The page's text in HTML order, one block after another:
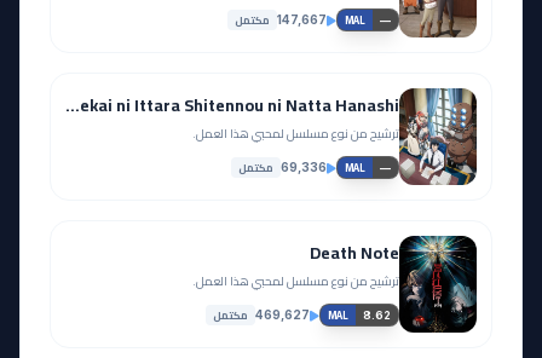
MAL —
147,667 مكتمل
Salaryman ga Isekai ni Ittara Shitennou ni Natta Hanashi
ترشيح من نوع مسلسل لمحبي هذا العمل.
MAL —
69,336 مكتمل
Death Note
ترشيح من نوع مسلسل لمحبي هذا العمل.
MAL 8.62
469,627 مكتمل